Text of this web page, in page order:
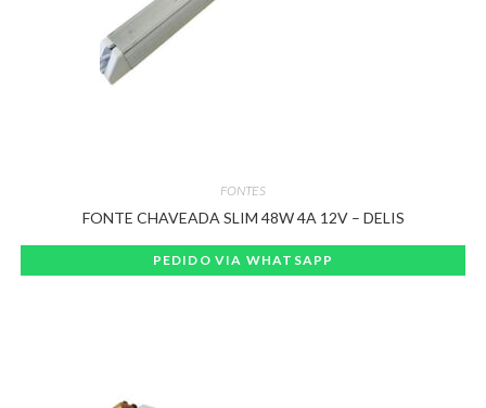
FONTES
FONTE CHAVEADA SLIM 48W 4A 12V – DELIS
PEDIDO VIA WHATSAPP